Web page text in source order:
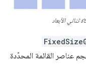
الأبعاد
القائمة المحدّدة